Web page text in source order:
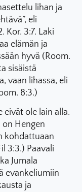
lihan ja
eli
Kor. 3:7. Laki
elämän ja
hyvä (Room.
sisäistä
vaan lihassa, eli
8:3.)
eivät ole lain alla.
on Hengen
kohdattuaan
3:3.) Paavali
Jumala
evankeliumiin
ja